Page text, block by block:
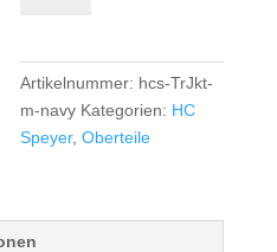
Menge
Artikelnummer: hcs-TrJkt-
m-navy Kategorien: HC
Speyer,Oberteile